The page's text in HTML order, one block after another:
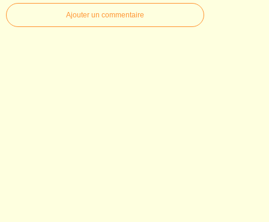
Ajouter un commentaire